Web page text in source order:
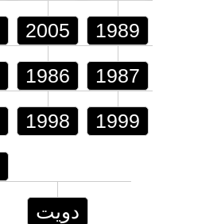
2005 1989
1986 1987
1998 1999
دويت